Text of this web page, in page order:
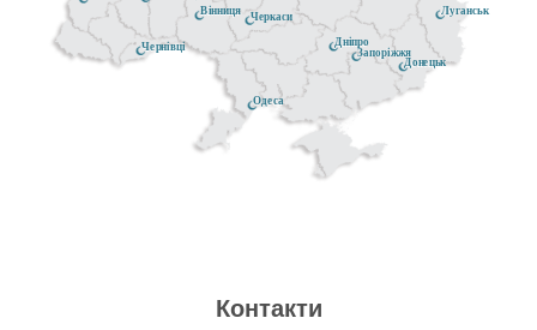
Донецьк
Черкаси
Чернівці
Луганськ
Дніпро
Одеса
Вінниця
Запоріжжя
Контакти